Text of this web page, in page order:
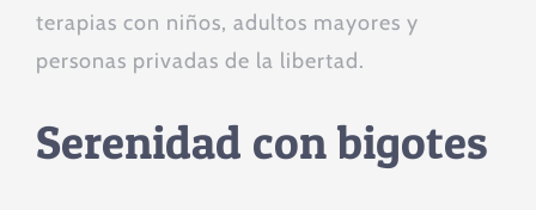
terapias con niños, adultos mayores y
personas privadas de la libertad.
Serenidad con bigotes